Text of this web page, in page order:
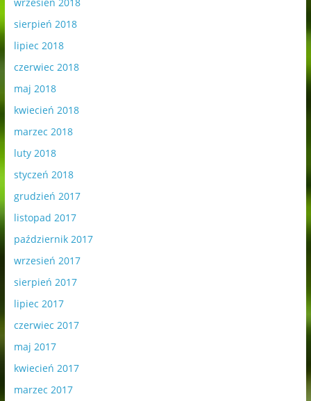
sierpień 2018
lipiec 2018
czerwiec 2018
maj 2018
kwiecień 2018
marzec 2018
luty 2018
styczeń 2018
grudzień 2017
listopad 2017
październik 2017
wrzesień 2017
sierpień 2017
lipiec 2017
czerwiec 2017
maj 2017
kwiecień 2017
marzec 2017